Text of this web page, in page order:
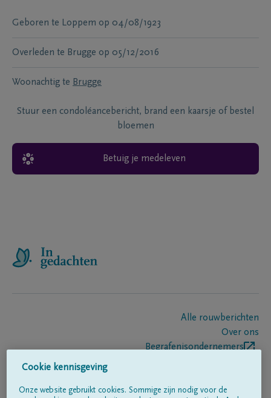
Geboren te Loppem op 04/08/1923
Overleden te Brugge op 05/12/2016
Woonachtig te Brugge
Stuur een condoléancebericht, brand een kaarsje of bestel
bloemen
Betuig je medeleven
Alle rouwberichten
Over ons
Begrafenisondernemers
Cookie kennisgeving
Onze website gebruikt cookies. Sommige zijn nodig voor de